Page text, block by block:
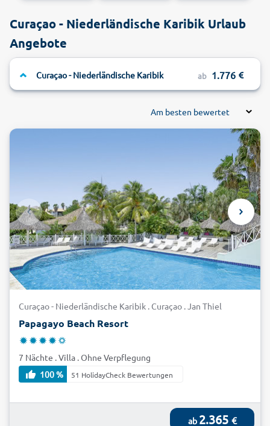
Curaçao - Niederländische Karibik Urlaub
Angebote
Curaçao - Niederländische Karibik ab 1.776
Am besten bewertet
Curaçao - Niederländische Karibik . Curaçao . Jan Thiel
Papagayo Beach Resort
7 Nächte . Villa . Ohne Verpflegung
100 %
51 HolidayCheck Bewertungen
ab 2.365 €